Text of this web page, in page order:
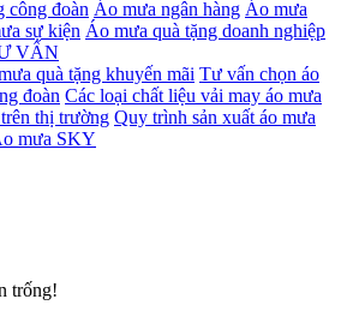
công đoàn Áo mưa ngân hàng Áo mưa
sự kiện Áo mưa quà tặng doanh nghiệp
VẤN
quà tặng khuyến mãi Tư vấn chọn áo
đoàn Các loại chất liệu vải may áo mưa
thị trường Quy trình sản xuất áo mưa
mưa SKY
trống!